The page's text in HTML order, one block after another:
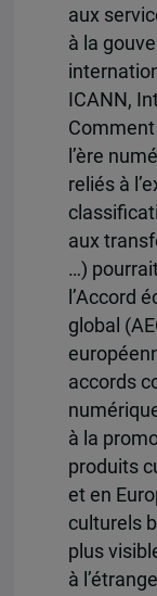
aux
à la
ICANN,
l’ère
reliés à
aux
…)
l’Accord
global
accords
à la
produits
et en
culturels
plus
à